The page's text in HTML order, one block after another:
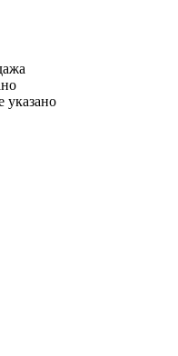
указано